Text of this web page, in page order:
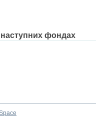
наступних фондах